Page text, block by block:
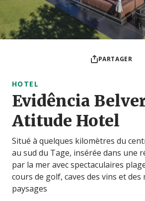
PARTAGER
HOTEL
Evidência
Atitude Hotel
Situé à quelques kilomètres du
au sud du Tage, insérée dans une
par la mer avec spectaculaires
cours de golf, caves des vins et des
paysages